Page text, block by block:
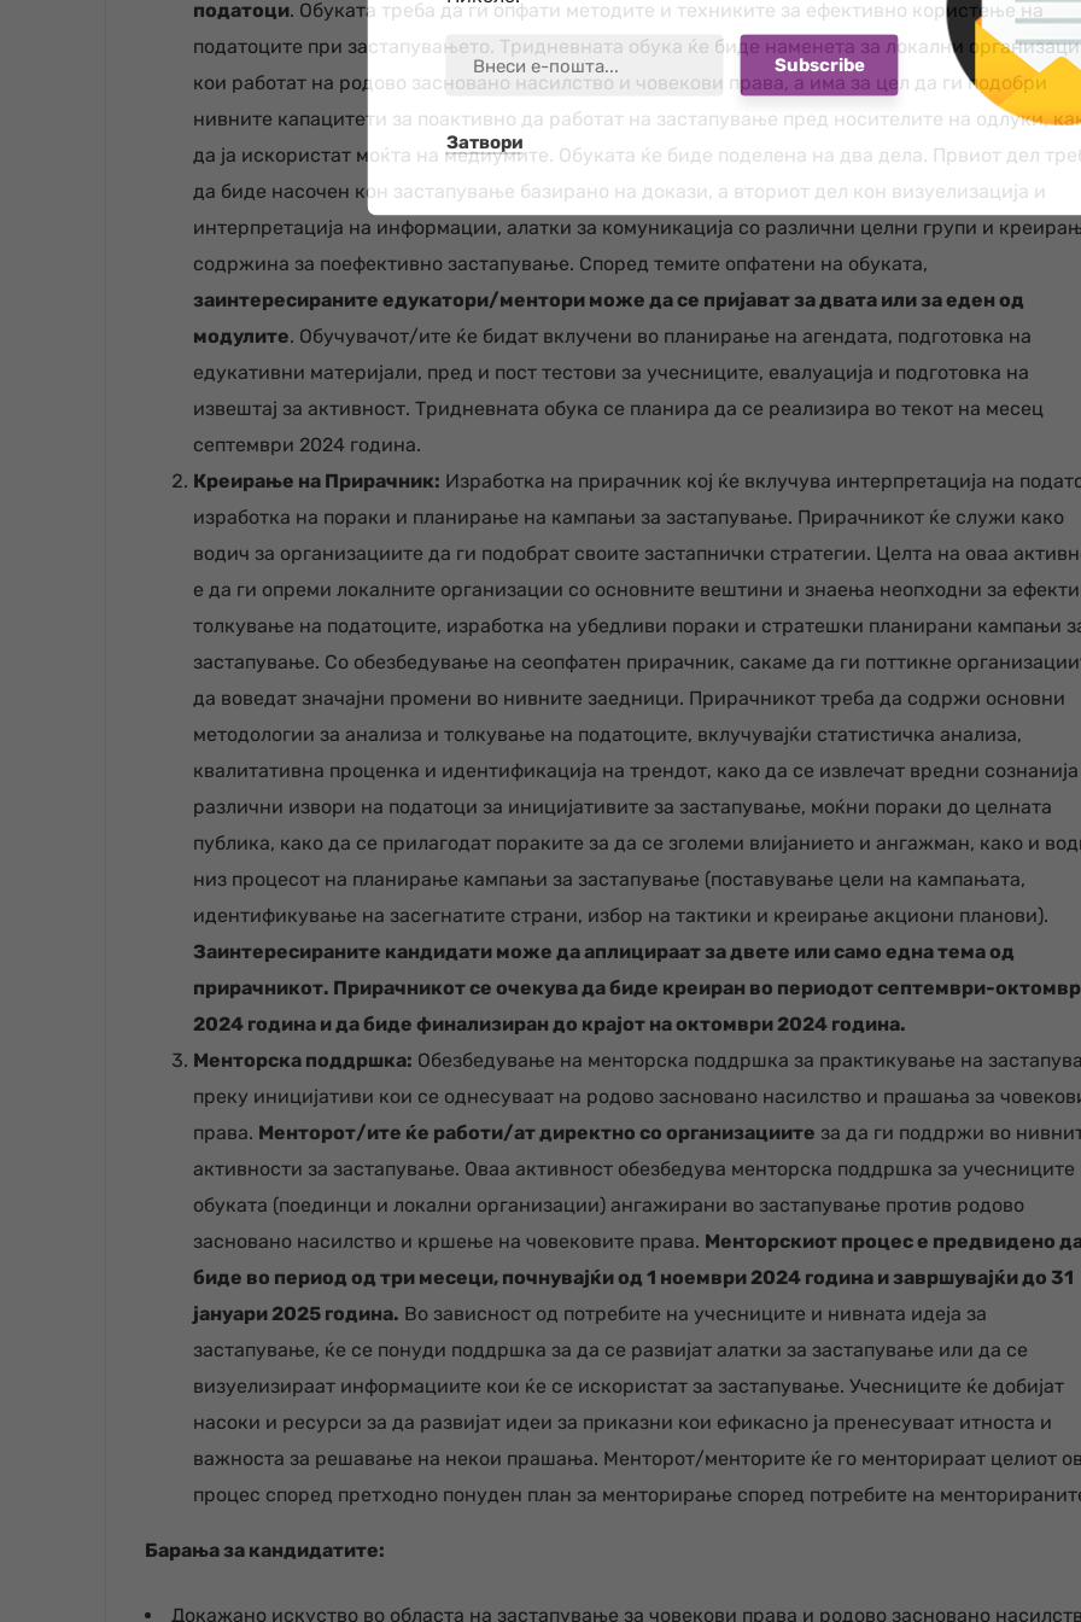
податоци. Обуката треба да ги опфати методите и техниките за ефективно користење на
податоците при застапувањето. Тридневната обука ќе биде наменета за локални
кои работат на родово засновано насилство и човекови права, а има за цел да ги подобри
нивните капацитети за поактивно да работат на застапување пред носителите на одлуки,
да ја искористат моќта на медиумите. Обуката ќе биде поделена на два дела. Првиот дел
да биде насочен кон застапување базирано на докази, а вториот дел кон визуелизација и
интерпретација на информации, алатки за комуникација со различни целни групи и
содржина за поефективно застапување. Според темите опфатени на обуката,
заинтересираните едукатори/ментори може да се пријават за двата или за еден од
модулите. Обучувачот/ите ќе бидат вклучени во планирање на агендата, подготовка на
едукативни материјали, пред и пост тестови за учесниците, евалуација и подготовка на
извештај за активност. Тридневната обука се планира да се реализира во текот на месец
септември 2024 година.
Креирање на Прирачник: Изработка на прирачник кој ќе вклучува интерпретација на
изработка на пораки и планирање на кампањи за застапување. Прирачникот ќе служи како
водич за организациите да ги подобрат своите застапнички стратегии. Целта на оваа
е да ги опреми локалните организации со основните вештини и знаења неопходни за
толкување на податоците, изработка на убедливи пораки и стратешки планирани кампањи
застапување. Со обезбедување на сеопфатен прирачник, сакаме да ги поттикне
да воведат значајни промени во нивните заедници. Прирачникот треба да содржи основни
методологии за анализа и толкување на податоците, вклучувајќи статистичка анализа,
квалитативна проценка и идентификација на трендот, како да се извлечат вредни
различни извори на податоци за иницијативите за застапување, моќни пораки до целната
публика, како да се прилагодат пораките за да се зголеми влијанието и ангажман, како и
низ процесот на планирање кампањи за застапување (поставување цели на кампањата,
идентификување на засегнатите страни, избор на тактики и креирање акциони планови).
Заинтересираните кандидати може да аплицираат за двете или само една тема од
прирачникот. Прирачникот се очекува да биде креиран во периодот септември-
2024 година и да биде финализиран до крајот на октомври 2024 година.
Менторска поддршка: Обезбедување на менторска поддршка за практикување на
преку иницијативи кои се однесуваат на родово засновано насилство и прашања за
права. Менторот/ите ќе работи/атдиректно со организациите за да ги поддржи во
активности за застапување. Оваа активност обезбедува менторска поддршка за учесниците
обуката (поединци и локални организации) ангажирани во застапување против родово
засновано насилство и кршење на човековите права. Менторскиот процес е предвидено
биде во период од три месеци, почнувајќи од 1 ноември 2024 година и завршувајќи до 31
јануари 2025 година. Во зависност од потребите на учесниците и нивната идеја за
застапување, ќе се понуди поддршка за да се развијат алатки за застапување или да се
визуелизираат информациите кои ќе се искористат за застапување. Учесниците ќе добијат
насоки и ресурси за да развијат идеи за приказни кои ефикасно ја пренесуваат итноста и
важноста за решавање на некои прашања. Менторот/менторите ќе го менторираат целиот
процес според претходно понуден план за менторирање според потребите на
Барања за кандидатите:
Докажано искуство во областа на застапување за човекови права и родово засновано
Затвори